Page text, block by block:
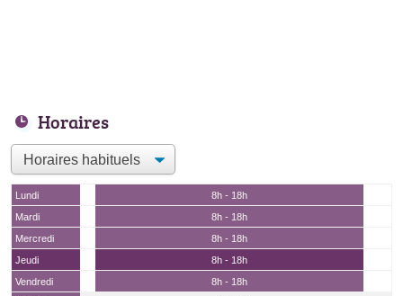
Horaires
Lundi
8h - 18h
Mardi
8h - 18h
Mercredi
8h - 18h
Jeudi
8h - 18h
Vendredi
8h - 18h